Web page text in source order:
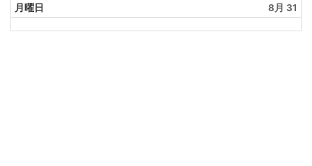
月曜日 8月 31